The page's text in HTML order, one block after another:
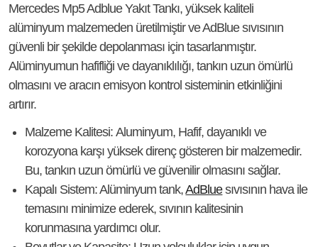
Mercedes Mp5 Adblue Yakıt Tankı, yüksek kaliteli
alüminyum malzemeden üretilmiştir ve AdBlue sıvısının
güvenli bir şekilde depolanması için tasarlanmıştır.
Alüminyumun hafifliği ve dayanıklılığı, tankın uzun ömürlü
olmasını ve aracın emisyon kontrol sisteminin etkinliğini
artırır.
Malzeme Kalitesi:Aluminyum, Hafif, dayanıklı ve
korozyona karşı yüksek direnç gösteren bir malzemedir.
Bu, tankın uzun ömürlü ve güvenilir olmasını sağlar.
Kapalı Sistem:Alüminyum tank,AdBluesıvısının hava ile
temasını minimize ederek, sıvının kalitesinin
korunmasına yardımcı olur.